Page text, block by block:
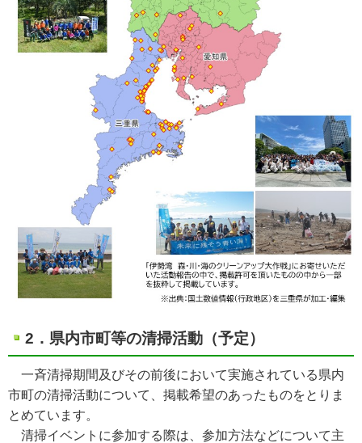
2．県内市町等の清掃活動（予定）
一斉清掃期間及びその前後において実施されている県内
市町の清掃活動について、掲載希望のあったものをとりま
とめています。
清掃イベントに参加する際は、参加方法などについて主